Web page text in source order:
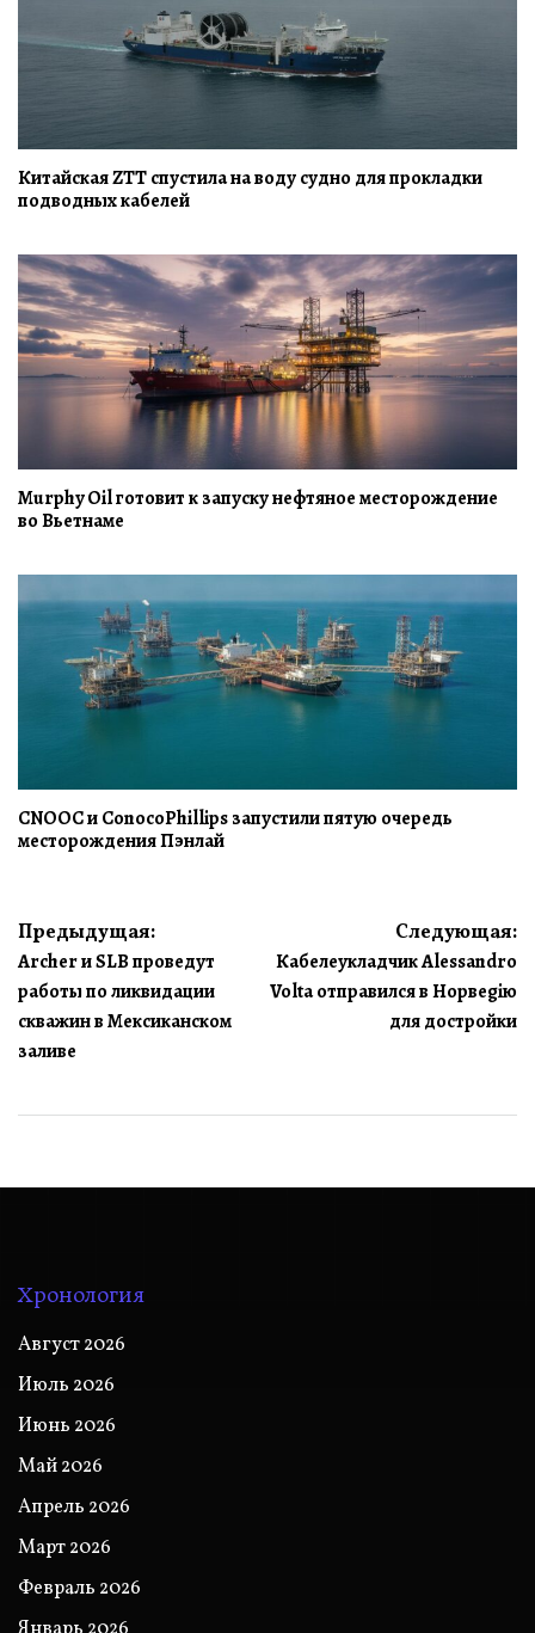
Китайская ZTT спустила на воду судно для прокладки
подводных кабелей
Murphy Oil готовит к запуску нефтяное месторождение
во Вьетнаме
CNOOC и ConocoPhillips запустили пятую очередь
месторождения Пэнлай
Навигация
по
записям
Предыдущая:
Archer и SLB проведут
работы по ликвидации
скважин в Мексиканском
заливе
Следующая:
Кабелеукладчик Alessandro
Volta отправился в Норвеgiю
для дострoйки
Хронология
Август 2026
Июль 2026
Июнь 2026
Май 2026
Апрель 2026
Март 2026
Февраль 2026